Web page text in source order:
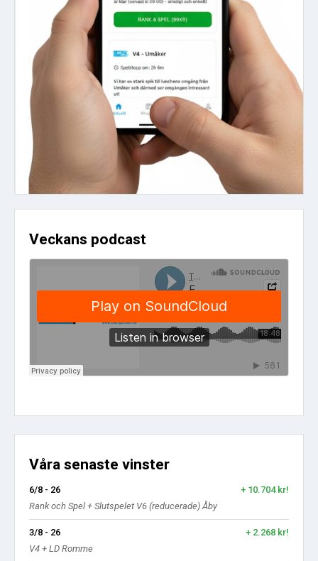
Veckans podcast
Våra senaste vinster
6/8 - 26
+ 10.704 kr!
Rank och Spel + Slutspelet V6 (reducerade) Åby
3/8 - 26
+ 2.268 kr!
V4 + LD Romme